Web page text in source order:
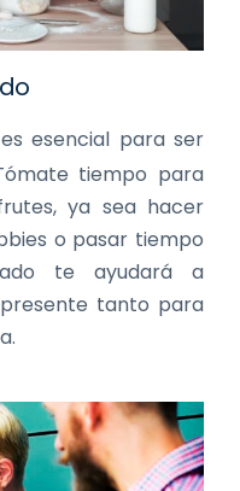
esencial para ser
tiempo para
ya sea hacer
o pasar tiempo
te ayudará a
tanto para